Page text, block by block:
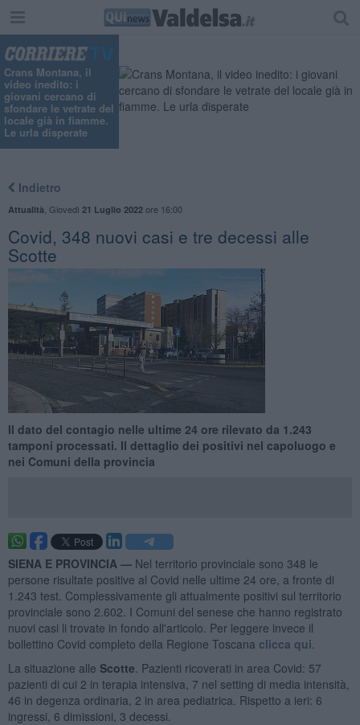
Crans Montana, il
video inedito: i
giovani cercano di
sfondare le vetrate del
locale già in fiamme.
Le urla disperate
Indietro
Attualità Giovedì 21 Luglio 2022ore 16:00
Covid, 348 nuovi casi e tre decessi alle
Scotte
Il dato del contagio nelle ultime 24 ore rilevato da 1.243
tamponi processati. Il dettaglio dei positivi nel capoluogo e
nei Comuni della provincia
SIENA E PROVINCIA — Nel territorio provinciale sono 348 le
persone risultate positive al Covid nelle ultime 24 ore, a fronte di
1.243 test. Complessivamente gli attualmente positivi sul territorio
provinciale sono 2.602. I Comuni del senese che hanno registrato
nuovi casi li trovate in fondo all'articolo. Per leggere invece il
bollettino Covid completo della Regione Toscana clicca qui
La situazione alle Scotte . Pazienti ricoverati in area Covid: 57
pazienti di cui 2 in terapia intensiva, 7 nel setting di media intensità,
46 in degenza ordinaria, 2 in area pediatrica. Rispetto a ieri: 6
ingressi, 6 dimissioni, 3 decessi.